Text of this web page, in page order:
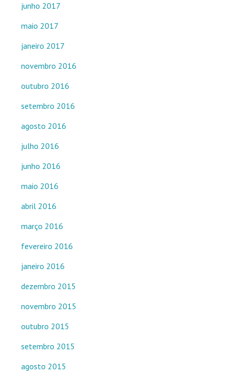
junho 2017
maio 2017
janeiro 2017
novembro 2016
outubro 2016
setembro 2016
agosto 2016
julho 2016
junho 2016
maio 2016
abril 2016
março 2016
fevereiro 2016
janeiro 2016
dezembro 2015
novembro 2015
outubro 2015
setembro 2015
agosto 2015